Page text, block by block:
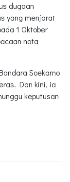
dugaan
yang menjarat
1 Oktober
nota
Soekarno
Dan kini, ia
keputusan